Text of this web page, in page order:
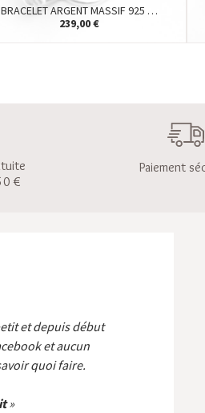
BRACELET ARGENT MASSIF 925 …
239,00 €
€
Paiement
et depuis début
et aucun
quoi faire.